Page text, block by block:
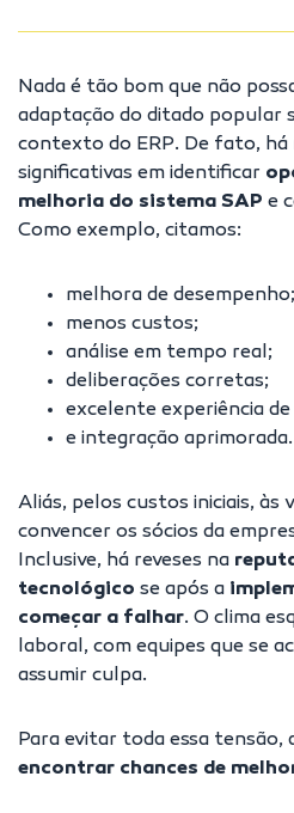
Nada é tão bom que não
adaptação do ditado popular
contexto do ERP. De fato, há
significativas em identificar
melhoria do sistema SAP e
Como exemplo, citamos:
melhora de desempenho;
menos custos;
análise em tempo real;
deliberações corretas;
excelente experiência de
e integração aprimorada.
Aliás, pelos custos iniciais, às
convencer os sócios da
Inclusive, há reveses na
tecnológico se após a
começar a falhar. O clima
laboral, com equipes que se
assumir culpa.
Para evitar toda essa tensão,
encontrar chances de